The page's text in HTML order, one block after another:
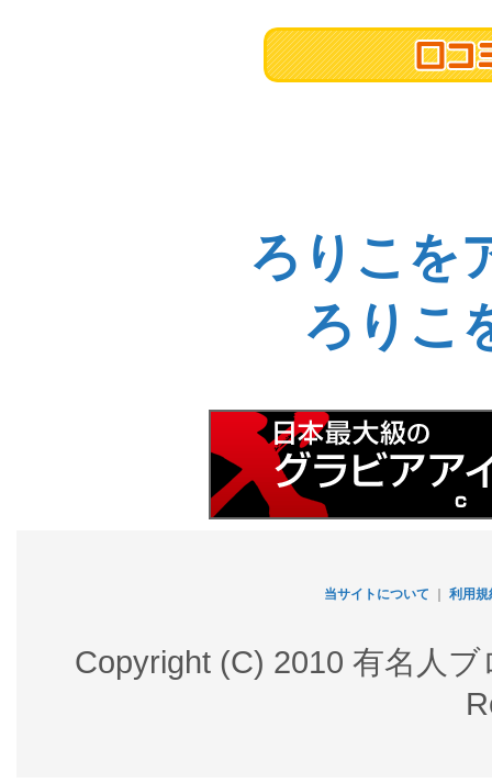
ろりこを
ろりこ
当サイトについて 利用規
Copyright (C) 2010 有名人